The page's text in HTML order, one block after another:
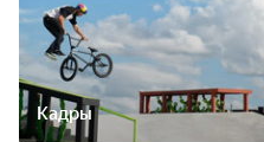
Кадры